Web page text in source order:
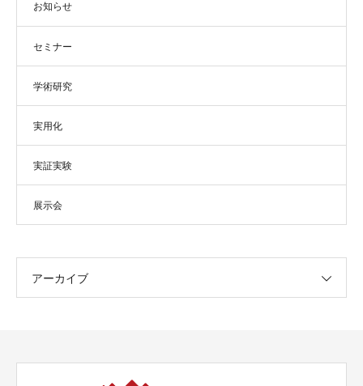
お知らせ
セミナー
学術研究
実用化
実証実験
展示会
アーカイブ